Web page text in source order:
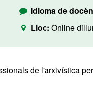
Idioma de
Lloc: Online
de l'arxivística